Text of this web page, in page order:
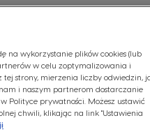
Ikona kapsułki
zestaw trzech espresso
i wybierz swoją
na wykorzystanie plików cookies (lub
w celu zoptymalizowania i
tej strony, mierzenia liczby odwiedzin,
i naszym partnerom dostarczanie
Polityce prywatności. Możesz ustawić
chwili, klikając na link "Ustawienia